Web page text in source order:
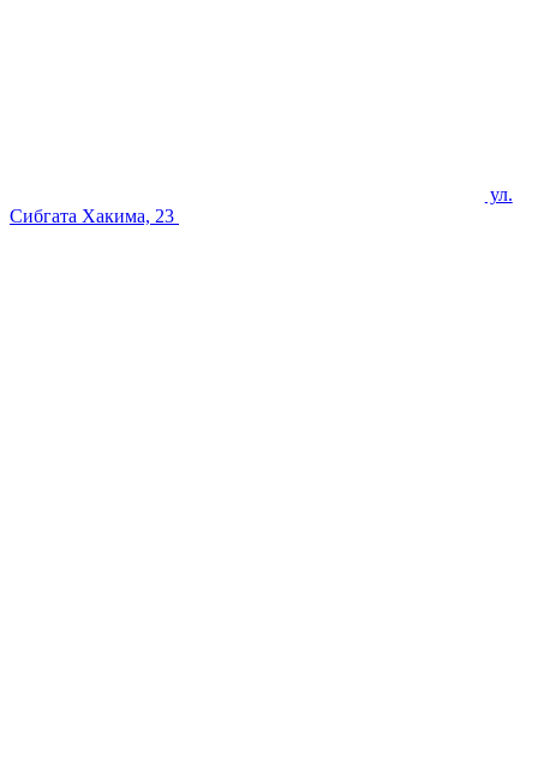
ул.
Сибгата Хакима, 23